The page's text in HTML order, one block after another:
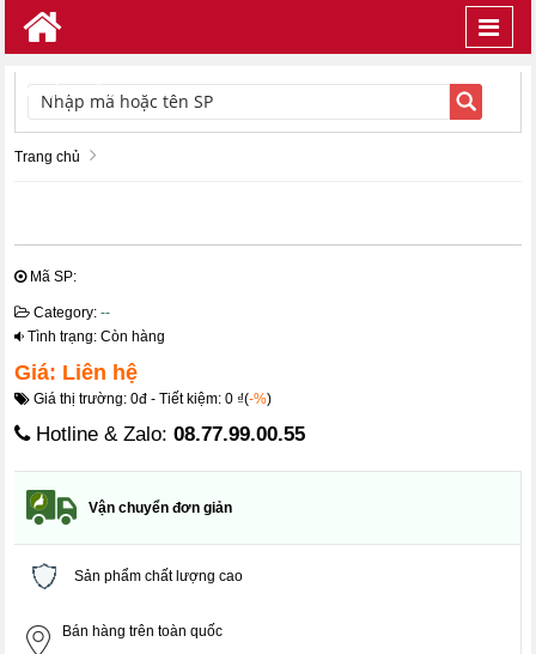
TÌM KIẾM
Trang chủ
Mã SP:
Category:--
Tình trạng: Còn hàng
Giá: Liên hệ
Giá thị trường: 0đ - Tiết kiệm: 0 ₫(-%)
Hotline & Zalo:08.77.99.00.55
Vận chuyển đơn giản
Sản phẩm chất lượng cao
Bán hàng trên toàn quốc